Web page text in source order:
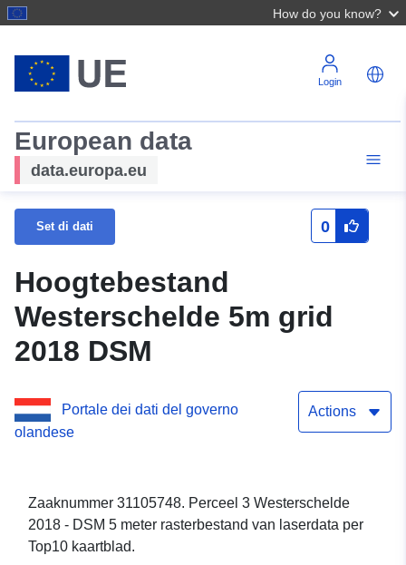
How do you know?
Login
European data
data.europa.eu
Set di dati 0
Hoogtebestand
Westerschelde 5m grid
2018 DSM
Portale dei dati del governo
olandese
Actions
Zaaknummer 31105748. Perceel 3 Westerschelde
2018 - DSM 5 meter rasterbestand van laserdata per
Top10 kaartblad.